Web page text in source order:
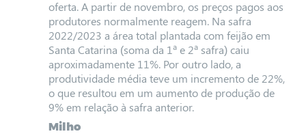
oferta. A partir de novembro, os preços pagos aos
produtores normalmente reagem. Na safra
2022/2023 a área total plantada com feijão em
Santa Catarina (soma da 1ª e 2ª safra) caiu
aproximadamente 11%. Por outro lado, a
produtividade média teve um incremento de 22%,
o que resultou em um aumento de produção de
9% em relação à safra anterior.
Milho